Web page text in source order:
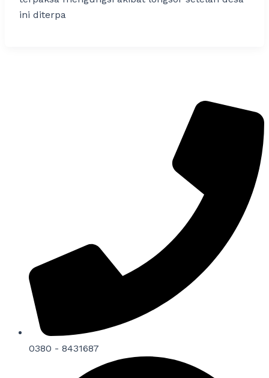
ini diterpa
0380 - 8431687